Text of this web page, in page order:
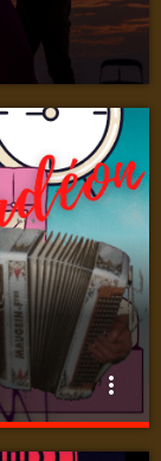
more_vert
close